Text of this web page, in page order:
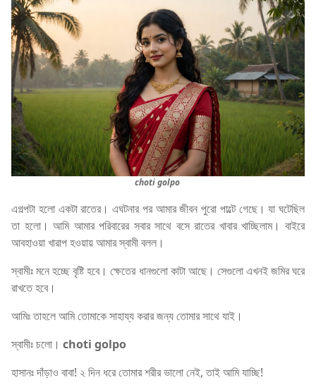
choti golpo
এগল্পটা হলো একটা রাতের। এঘটনার পর আমার জীবন পুরো পাল্টে গেছে। যা ঘটেছিল
তা হলো। আমি আমার পরিবারের সবার সাথে বসে রাতের খাবার খাচ্ছিলাম। বাইরে
আবহাওয়া খারাপ হওয়ায় আমার স্বামী বলল।
স্বামীঃ মনে হচ্ছে বৃষ্টি হবে। ক্ষেতের ধানগুলো কাটা আছে। সেগুলো এখনই জমির ঘরে
রাখতে হবে।
আমিঃ তাহলে আমি তোমাকে সাহায্য করার জন্য তোমার সাথে যাই।
স্বামীঃ চলো। choti golpo
হাসানঃ দাঁড়াও বাবা! ২ দিন ধরে তোমার শরীর ভালো নেই, তাই আমি যাচ্ছি!